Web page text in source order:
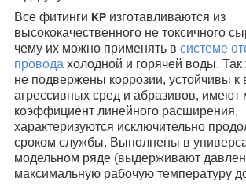
Все фитинги KP изготавливаются из
высококачественного не токсичного
чему их можно применять в системе
провода холодной и горячей воды. Так
не подвержены коррозии, устойчивы к
агрессивных сред и абразивов,
коэффициент линейного расширения,
характеризуются исключительно
сроком службы. Выполнены в
модельном ряде (выдерживают
максимальную рабочую температуру